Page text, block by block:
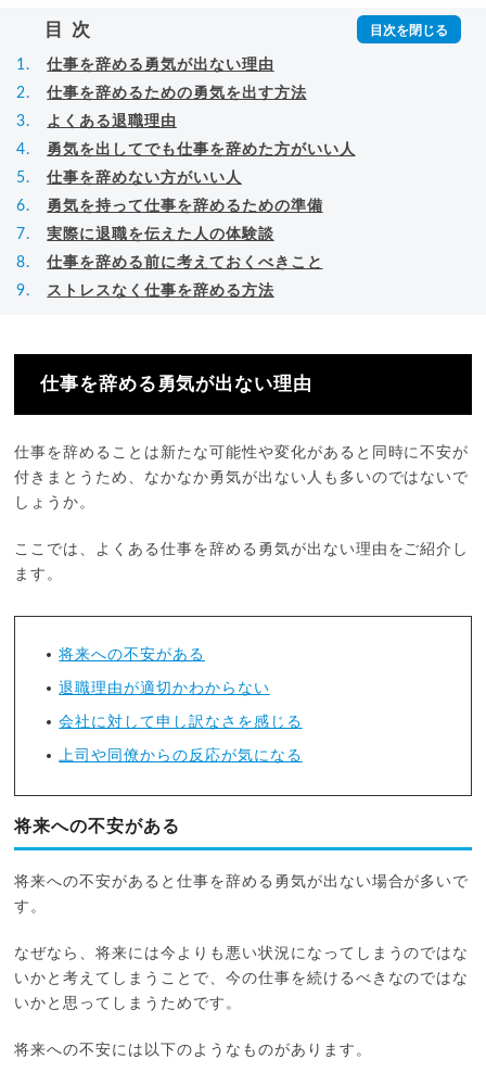
目次
仕事を辞める勇気が出ない理由
仕事を辞めるための勇気を出す方法
よくある退職理由
勇気を出してでも仕事を辞めた方がいい人
仕事を辞めない方がいい人
勇気を持って仕事を辞めるための準備
実際に退職を伝えた人の体験談
仕事を辞める前に考えておくべきこと
ストレスなく仕事を辞める方法
仕事を辞める勇気が出ない理由
仕事を辞めることは新たな可能性や変化があると同時に不安が
付きまとうため、なかなか勇気が出ない人も多いのではないで
しょうか。
ここでは、よくある仕事を辞める勇気が出ない理由をご紹介し
ます。
将来への不安がある
退職理由が適切かわからない
会社に対して申し訳なさを感じる
上司や同僚からの反応が気になる
将来への不安がある
将来への不安があると仕事を辞める勇気が出ない場合が多いで
す。
なぜなら、将来には今よりも悪い状況になってしまうのではな
いかと考えてしまうことで、今の仕事を続けるべきなのではな
いかと思ってしまうためです。
将来への不安には以下のようなものがあります。